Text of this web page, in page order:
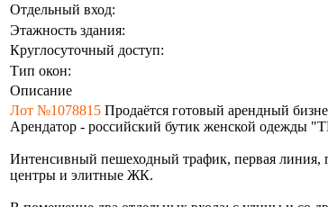
Отдельный вход:
Этажность здания:
Круглосуточный доступ:
Тип окон:
Описание
Лот №1078815 Продаётся готовый арендный
Арендатор - российский бутик женской одежды
Интенсивный пешеходный трафик, первая линия,
центры и элитные ЖК.